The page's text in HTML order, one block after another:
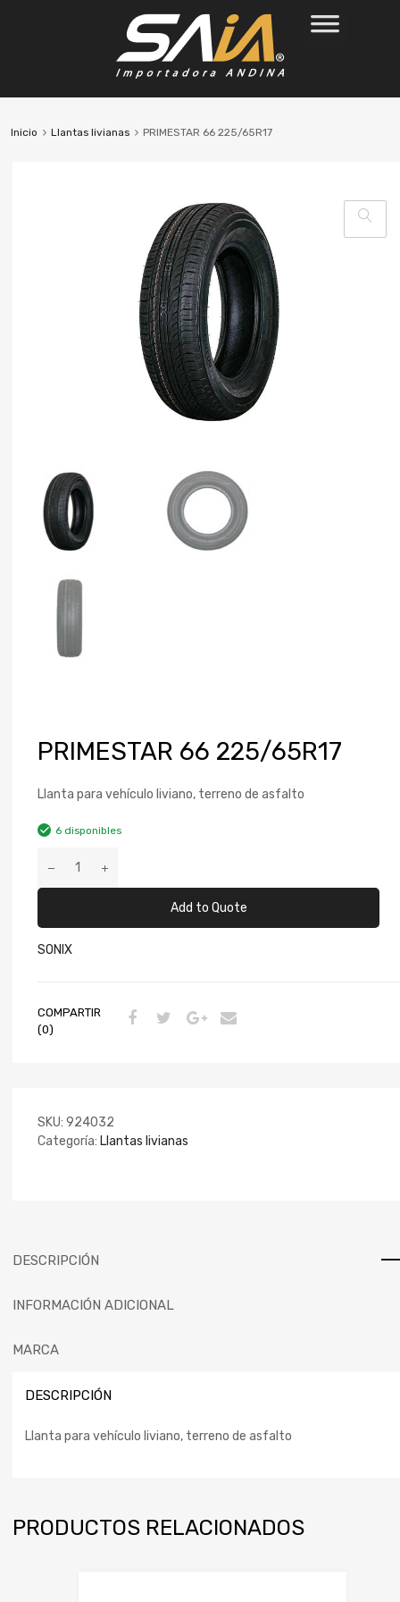
Inicio Llantas livianas PRIMESTAR 66 225/65R17
PRIMESTAR 66 225/65R17
Llanta para vehículo liviano, terreno de asfalto
6 disponibles
Add to Quote
SONIX
COMPARTIR
(0)
SKU: 924032
Categoría: Llantas livianas
DESCRIPCIÓN
INFORMACIÓN ADICIONAL
MARCA
DESCRIPCIÓN
Llanta para vehículo liviano, terreno de asfalto
PRODUCTOS RELACIONADOS